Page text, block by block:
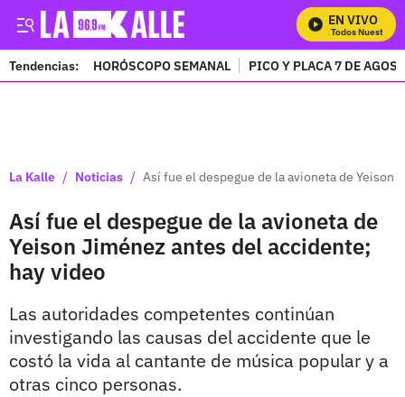
EN VIVO
Mira Todos Nuestros
Tendencias: HORÓSCOPO SEMANAL PICO Y PLACA 7 DE
La Kalle / Noticias / Así fue el despegue de la avioneta de Yeison
Así fue el despegue de la avioneta de
Yeison Jiménez antes del accidente;
hay video
Las autoridades competentes continúan
investigando las causas del accidente que le
costó la vida al cantante de música popular y a
otras cinco personas.